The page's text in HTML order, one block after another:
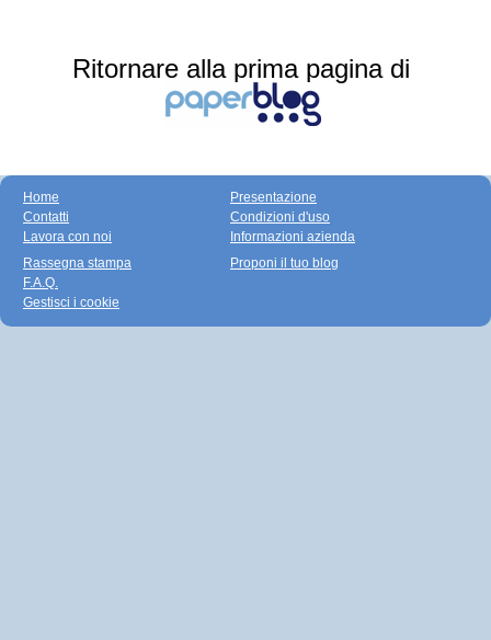
Ritornare alla prima pagina di
Home
Contatti
Lavora con noi
Presentazione
Condizioni d'uso
Informazioni azienda
Rassegna stampa
F.A.Q.
Gestisci i cookie
Proponi il tuo blog